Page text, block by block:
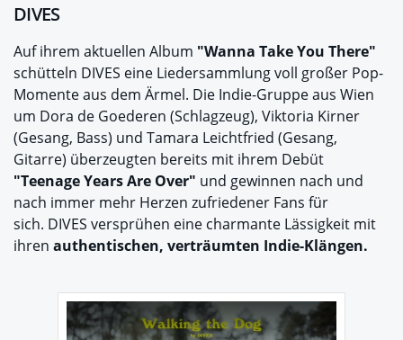
DIVES
Auf ihrem aktuellen Album "Wanna Take You There"
schütteln DIVES eine Liedersammlung voll großer Pop-
Momente aus dem Ärmel. Die Indie-Gruppe aus Wien
um Dora de Goederen (Schlagzeug), Viktoria Kirner
(Gesang, Bass) und Tamara Leichtfried (Gesang,
Gitarre) überzeugten bereits mit ihrem Debüt
"Teenage Years Are Over" und gewinnen nach und
nach immer mehr Herzen zufriedener Fans für
sich. DIVES versprühen eine charmante Lässigkeit mit
ihren authentischen, verträumten Indie-Klängen.